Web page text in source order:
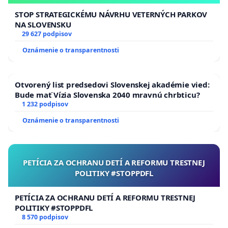
városában működő, a
Hospitalshálózatába tartozó egészségügyi
intézmény vezetéséhez.
kiegészítő szolgáltatásként tüntetnek fel, azonban
nem biztosítanak konkrét időpontra szóló ellátást,
és a szolgáltatás tartalma nem kellően
Jogi indoklás
A következők alapján:
a 576/2004. sz. törvény szerint a betegnek joga
van ahozzáférhető és halaszthatatlan
STOP STRATEGICKÉMU NÁVRHU VETERNÝCH PARKOV
NA SLOVENSKU
29 627 podpisov
Oznámenie o transparentnosti
Otvorený list predsedovi Slovenskej akadémie vied:
Bude mať Vízia Slovenska 2040 mravnú chrbticu?
1 232 podpisov
Oznámenie o transparentnosti
PETÍCIA ZA OCHRANU DETÍ A REFORMU TRESTNEJ
POLITIKY #STOPPDFL
PETÍCIA ZA OCHRANU DETÍ A REFORMU TRESTNEJ
POLITIKY #STOPPDFL
8 570 podpisov